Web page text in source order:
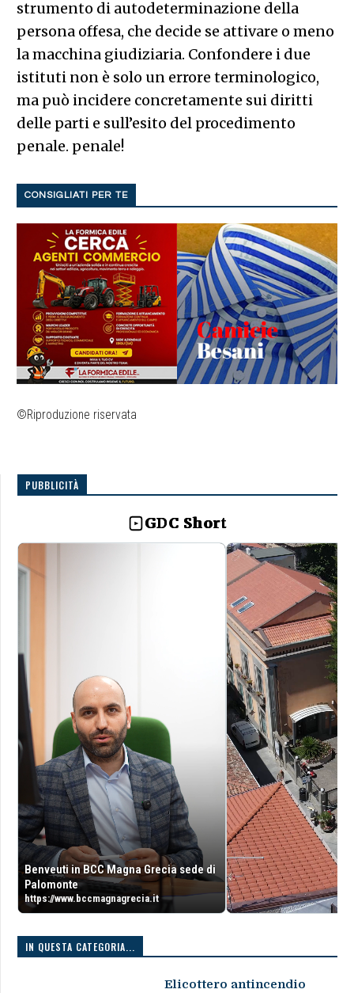
strumento di autodeterminazione della
persona offesa, che decide se attivare o meno
la macchina giudiziaria. Confondere i due
istituti non è solo un errore terminologico,
ma può incidere concretamente sui diritti
delle parti e sull’esito del procedimento
penale. penale!
CONSIGLIATI PER TE
©Riproduzione riservata
PUBBLICITÀ
GDC Short
Benveuti in BCC Magna Grecia sede di
Palomonte
https://www.bccmagnagrecia.it
IN QUESTA CATEGORIA...
Elicottero antincendio